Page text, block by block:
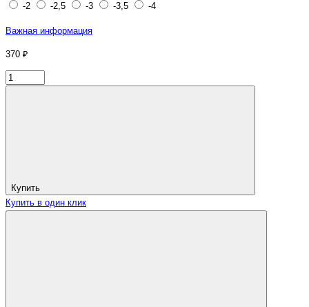
-2
-2,5 -3 -3,5 -4
Важная информация
370 ₽
Купить
Купить в один клик